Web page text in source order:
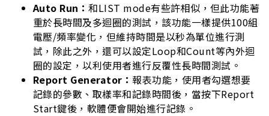
Auto Run：和LIST mode有些許相似，但此功能著
重於長時間及多迴圈的測試，該功能一樣提供100組
電壓/頻率變化，但維持時間是以秒為單位進行測
試，除此之外，還可以設定Loop和Count等內外迴
圈的設定，以利使用者進行反覆性長時間測試。
Report Generator：報表功能，使用者勾選想要
記錄的參數、取樣率和記錄時間後，當按下Report
Start鍵後，軟體便會開始進行記錄。